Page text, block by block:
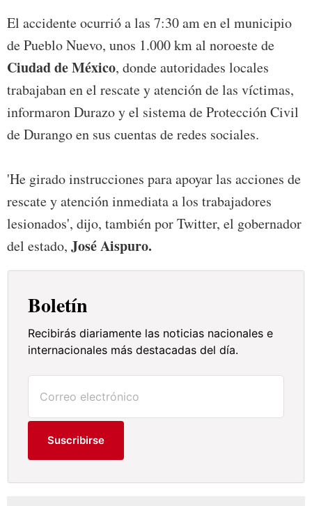
El accidente ocurrió a las 7:30 am en el municipio
de Pueblo Nuevo, unos 1.000 km al noroeste de
Ciudad de México, donde autoridades locales
trabajaban en el rescate y atención de las víctimas,
informaron Durazo y el sistema de Protección Civil
de Durango en sus cuentas de redes sociales.
'He girado instrucciones para apoyar las acciones de
rescate y atención inmediata a los trabajadores
lesionados', dijo, también por Twitter, el gobernador
del estado, José Aispuro.
Boletín
Recibirás diariamente las noticias nacionales e
internacionales más destacadas del día.
Suscribirse